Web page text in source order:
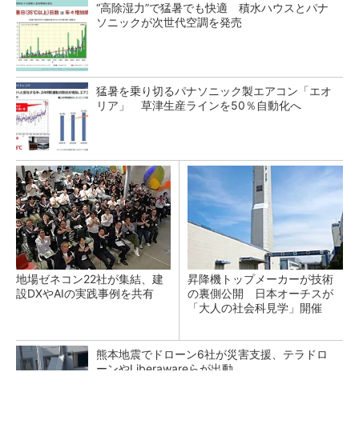
“高除湿力”で猛暑でも快適 積水ハウスとパナ
ソニックが次世代空調を発売
猛暑を乗り切るパナソニック製エアコン「エオ
リア」 草津生産ラインを50％自動化へ
地場ゼネコン22社が集結、建
設DXやAIの実践事例を共有
昇降機トップメーカーが技術
の裏側公開 日本オーチスが
「大人の社会科見学」開催
熊本地震でドローン6社が災害支援、テラドロ
ーンやLiberawareらが出動